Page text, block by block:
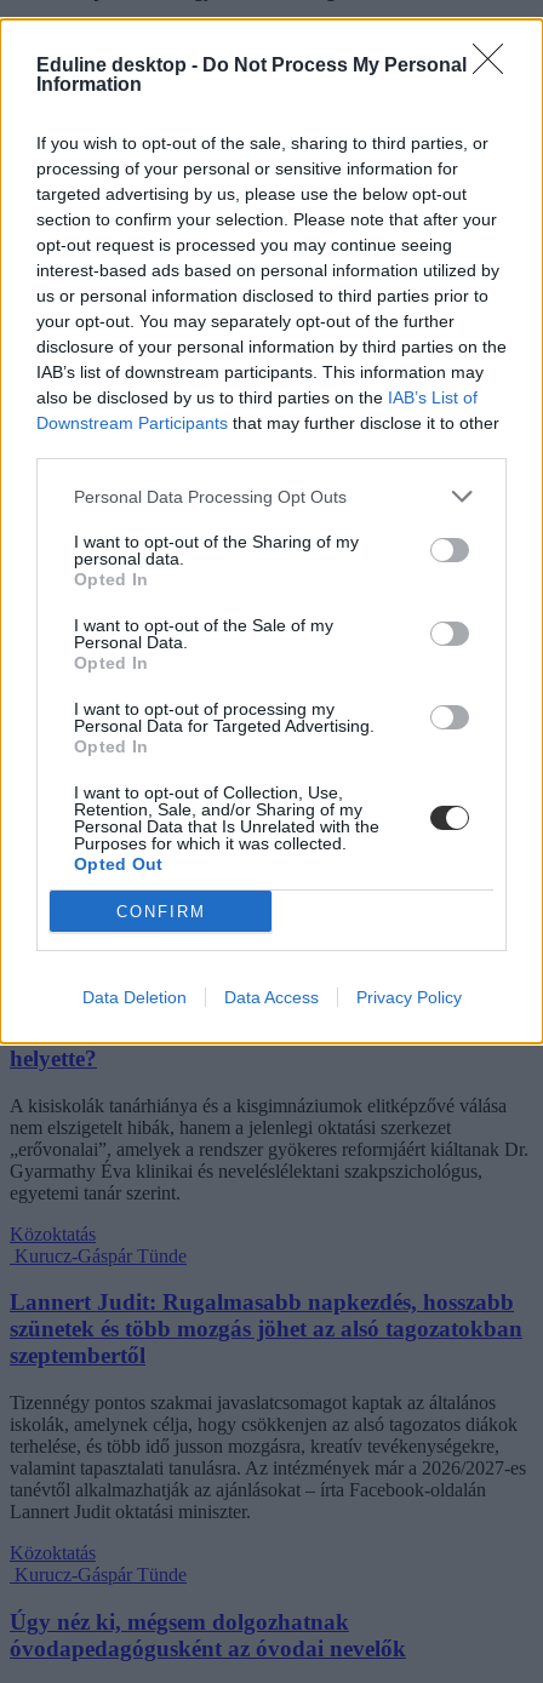
Eduline desktop - Do Not Process My Personal
Information
If you wish to opt-out of the sale, sharing to third parties, or
processing of your personal or sensitive information for
targeted advertising by us, please use the below opt-out
section to confirm your selection. Please note that after your
opt-out request is processed you may continue seeing
interest-based ads based on personal information utilized by
us or personal information disclosed to third parties prior to
your opt-out. You may separately opt-out of the further
disclosure of your personal information by third parties on the
IAB’s list of downstream participants. This information may
also be disclosed by us to third parties on the IAB’s List of
Downstream Participants that may further disclose it to other
Personal Data Processing Opt Outs
I want to opt-out of the Sharing of my
personal data.
Opted In
I want to opt-out of the Sale of my
Personal Data.
Opted In
I want to opt-out of processing my
Personal Data for Targeted Advertising.
Opted In
I want to opt-out of Collection, Use,
Retention, Sale, and/or Sharing of my
Personal Data that Is Unrelated with the
Purposes for which it was collected.
Opted Out
CONFIRM
Data Deletion Data Access Privacy Policy
főiskolán, lehet-e sportolni a campuson, kínálnak-e olcsón
nyelvórákat. Rengeteg szabadidős és szakmai programot találhattok,
amelyekkel havonta jó pár ezer forintot spórolhattok.
5. Adjátok el, ami nem kell
Ha meguntátok valamelyik ruhátokat, cipőtöket vagy
dísztárgyatokat - nem beszélve a könyvekről és az elektronikai
dolgokról - fotózzátok le, és töltsétek fel valamelyik aukciós oldalra.
Így nemhogy spórolhattok, de évente akár több tízezer forintot is
kereshettek így, minimális befektetéssel.
Elegük van a bölcsészképzéseket érő támadásokból,
szövetséget alapított négy HÖK-elnök
Megelégelték, hogy az elmúlt években többször
megkérdőjelezték a bölcsészképzések "társadalmi és
gazdasági hasznosságát", ezért saját szövetséget
társadalomtudományterületen oktatott szakokat,
hasznosságukat" - olvasható az ELTE, a Debreceni
Egyetem, a Pázmány Péter Katolikus Egyetem és a
Pécsi Tudományegyetem bölcsészkari HÖK-elnöke
szerdai közleményében.
spórolás
egyetemi élet
diákkedvezmények
színes
Hozzászólások
helyette?
A kisiskolák tanárhiánya és a kisgimnáziumok elitképzővé válása
nem elszigetelt hibák, hanem a jelenlegi oktatási szerkezet
„erővonalai”, amelyek a rendszer gyökeres reformjáért kiáltanak Dr.
Gyarmathy Éva klinikai és neveléslélektani szakpszichológus,
egyetemi tanár szerint.
Közoktatás
Kurucz-Gáspár Tünde
Lannert Judit: Rugalmasabb napkezdés, hosszabb
szünetek és több mozgás jöhet az alsó tagozatokban
szeptembertől
Tizennégy pontos szakmai javaslatcsomagot kaptak az általános
iskolák, amelynek célja, hogy csökkenjen az alsó tagozatos diákok
terhelése, és több idő jusson mozgásra, kreatív tevékenységekre,
valamint tapasztalati tanulásra. Az intézmények már a 2026/2027-es
tanévtől alkalmazhatják az ajánlásokat – írta Facebook-oldalán
Lannert Judit oktatási miniszter.
Közoktatás
Kurucz-Gáspár Tünde
Úgy néz ki, mégsem dolgozhatnak
óvodapedagógusként az óvodai nevelők